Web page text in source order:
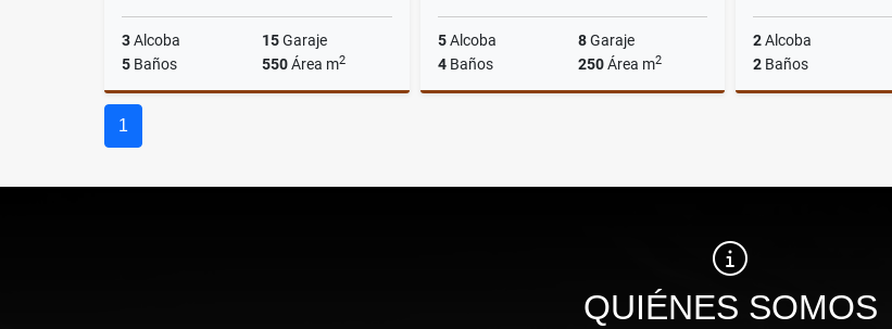
3Alcoba 15Garaje
5 Baños 550Área m2
5Alcoba 8Garaje
4Baños 250Área m2
2Alcoba
2 Baños
1
QUIÉNES SOMOS